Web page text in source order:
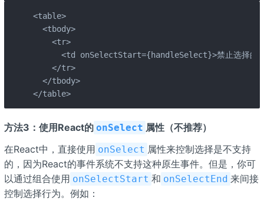
<table>
  <tbody>
    <tr>
<td onSelectStart={handleSelect}>禁止选择的
    </tr>
  </tbody>
</table>
方法3：使用React的 onSelect 属性（不推荐）
在React中，直接使用 onSelect 属性来控制选择是不支持
的，因为React的事件系统不支持这种原生事件。但是，你可
以通过组合使用 onSelectStart 和 onSelectEnd 来间接
控制选择行为。例如：